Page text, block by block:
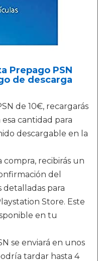
Prepago PSN
de descarga
de 10€, recargarás
cantidad para
descargable en la
recibirás un
del
para
Store. Este
en tu
se enviará en unos
tardar hasta 4